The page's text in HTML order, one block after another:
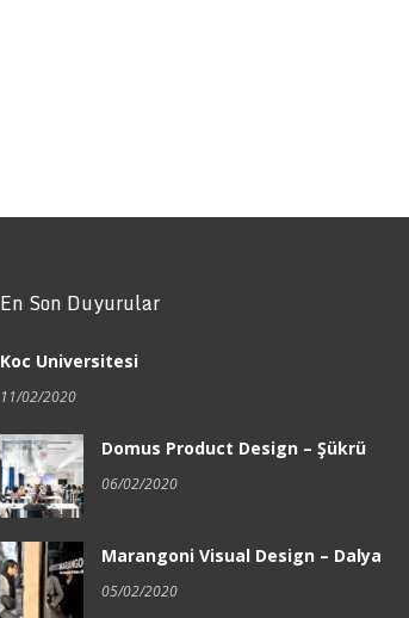
En Son Duyurular
Koc Universitesi
11/02/2020
Domus Product Design – Şükrü
06/02/2020
Marangoni Visual Design – Dalya
05/02/2020